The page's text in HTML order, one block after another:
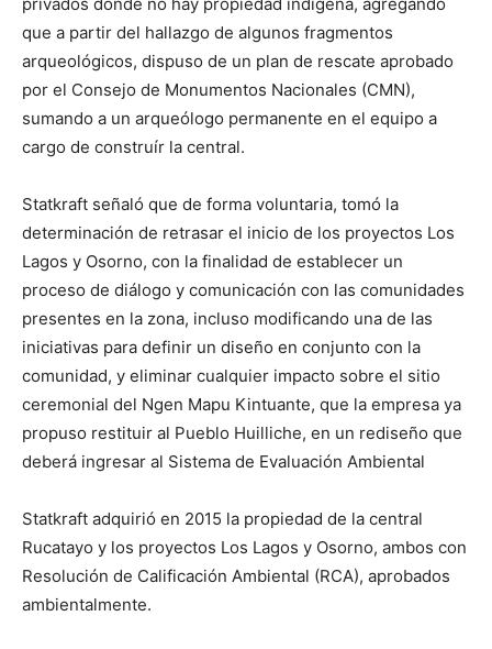
que a partir del hallazgo de algunos fragmentos
arqueológicos, dispuso de un plan de rescate aprobado
por el Consejo de Monumentos Nacionales (CMN),
sumando a un arqueólogo permanente en el equipo a
cargo de construír la central.
Statkraft señaló que de forma voluntaria, tomó la
determinación de retrasar el inicio de los proyectos Los
Lagos y Osorno, con la finalidad de establecer un
proceso de diálogo y comunicación con las comunidades
presentes en la zona, incluso modificando una de las
iniciativas para definir un diseño en conjunto con la
comunidad, y eliminar cualquier impacto sobre el sitio
ceremonial del Ngen Mapu Kintuante, que la empresa ya
propuso restituir al Pueblo Huilliche, en un rediseño que
deberá ingresar al Sistema de Evaluación Ambiental
Statkraft adquirió en 2015 la propiedad de la central
Rucatayo y los proyectos Los Lagos y Osorno, ambos con
Resolución de Calificación Ambiental (RCA), aprobados
ambientalmente.